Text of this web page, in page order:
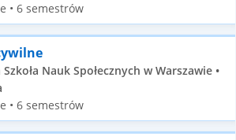
• 6 semestrów
Nauk Społecznych w Warszawie •
• 6 semestrów